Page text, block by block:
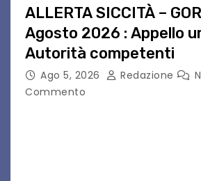
ALLERTA SICCITÀ –
Agosto 2026 : Appello
Autorità competenti
Ago 5, 2026 Redazione
Commento